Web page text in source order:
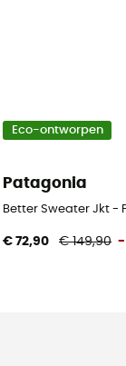
Eco-ontworpen
Patagonia
Better Sweater Jkt -
€ 72,90 € 149,90 -